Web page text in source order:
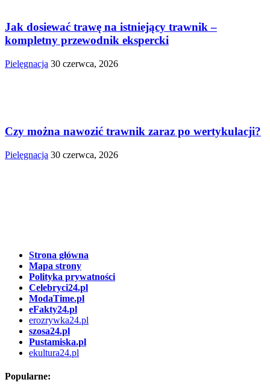
Jak dosiewać trawę na istniejący trawnik –
kompletny przewodnik ekspercki
Pielęgnacja 30 czerwca, 2026
Czy można nawozić trawnik zaraz po wertykulacji?
Pielęgnacja 30 czerwca, 2026
Strona główna
Mapa strony
Polityka prywatności
Celebryci24.pl
ModaTime.pl
eFakty24.pl
erozrywka24.pl
szosa24.pl
Pustamiska.pl
ekultura24.pl
Popularne: